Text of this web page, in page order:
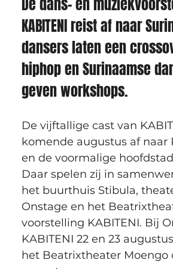
De dans- en
KABITENI reist af naar
dansers laten een
hiphop en Surinaamse
geven workshops.
De vijftallige cast van
komende augustus af naar
en de voormalige
Daar spelen zij in
het buurthuis Stibula,
Onstage en het
voorstelling KABITENI. Bij
KABITENI 22 en 23
het Beatrixtheater Moengo